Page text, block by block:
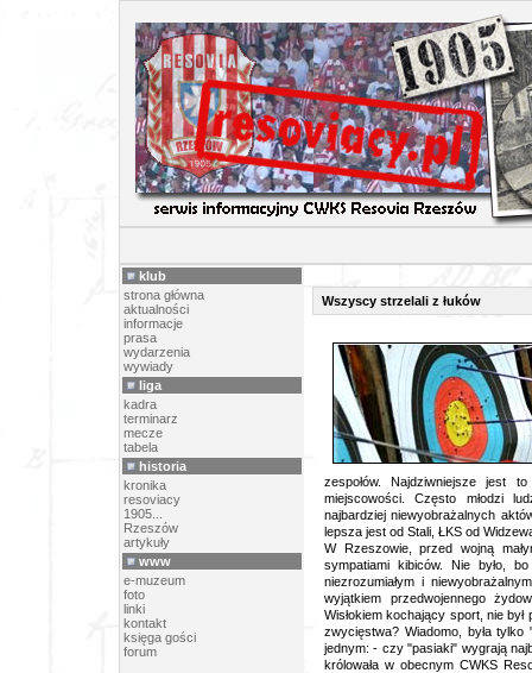
klub
strona główna
aktualności
informacje
prasa
wydarzenia
wywiady
liga
kadra
terminarz
mecze
tabela
historia
kronika
resoviacy
1905...
Rzeszów
artykuły
www
e-muzeum
foto
linki
kontakt
księga gości
forum
Wszyscy strzelali z łuków
zespołów. Najdziwniejsze jest
miejscowości. Często młodzi
najbardziej niewyobrażalnych
lepsza jest od Stali, ŁKS od
W Rzeszowie, przed wojną
sympatiami kibiców. Nie było,
niezrozumiałym i
wyjątkiem przedwojennego
Wisłokiem kochający sport, nie
zwycięstwa? Wiadomo, była tylko
jednym: - czy "pasiaki" wygrają
królowała w obecnym CWKS